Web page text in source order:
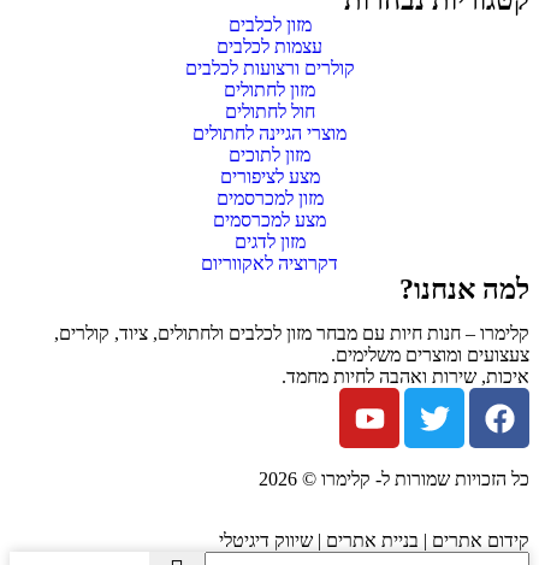
מזון לכלבים
עצמות לכלבים
קולרים ורצועות לכלבים
מזון לחתולים
חול לחתולים
מוצרי הגיינה לחתולים
מזון לתוכים
מצע לציפורים
מזון למכרסמים
מצע למכרסמים
מזון לדגים
דקרוציה לאקווריום
למה אנחנו?
קלימרו – חנות חיות עם מבחר מזון לכלבים ולחתולים, ציוד, קולרים,
צעצועים ומוצרים משלימים.
איכות, שירות ואהבה לחיות מחמד.
כל הזכויות שמורות ל- קלימרו © 2026
קידום אתרים | בניית אתרים | שיווק דיגיטלי